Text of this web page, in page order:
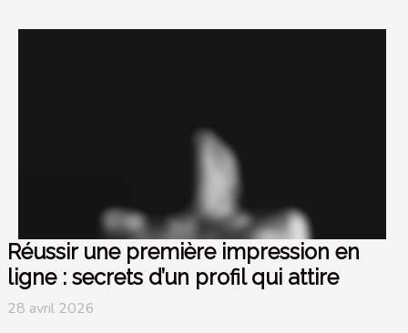
Réussir une première impression en
ligne : secrets d’un profil qui attire
28 avril 2026